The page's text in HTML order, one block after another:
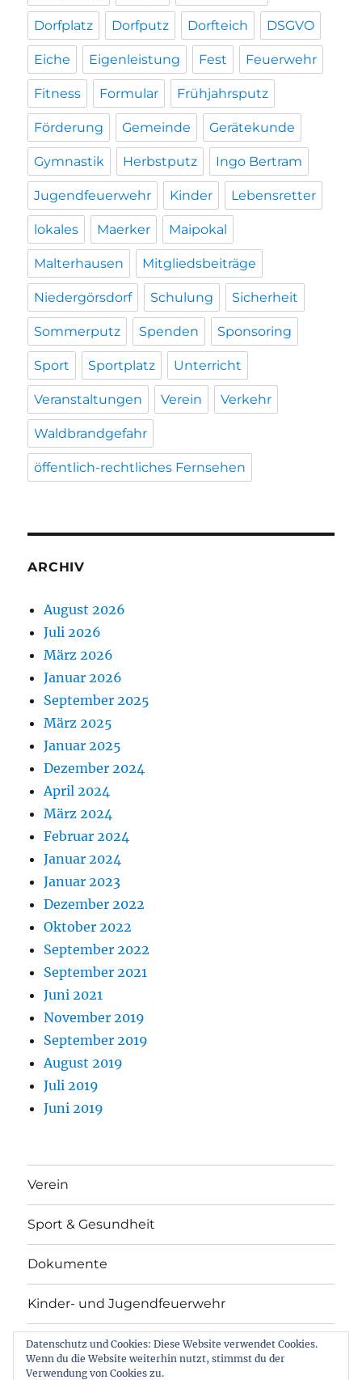
Dorfplatz Dorfputz Dorfteich DSGVO
Eiche Eigenleistung Fest Feuerwehr
Fitness Formular Frühjahrsputz
Förderung Gemeinde Gerätekunde
Gymnastik Herbstputz Ingo Bertram
Jugendfeuerwehr Kinder Lebensretter
lokales Maerker Maipokal
Malterhausen Mitgliedsbeiträge
Niedergörsdorf Schulung Sicherheit
Sommerputz Spenden Sponsoring
Sport Sportplatz Unterricht
Veranstaltungen Verein Verkehr
Waldbrandgefahr
öffentlich-rechtliches Fernsehen
ARCHIV
August 2026
Juli 2026
März 2026
Januar 2026
September 2025
März 2025
Januar 2025
Dezember 2024
April 2024
März 2024
Februar 2024
Januar 2024
Januar 2023
Dezember 2022
Oktober 2022
September 2022
September 2021
Juni 2021
November 2019
September 2019
August 2019
Juli 2019
Juni 2019
Verein
Sport & Gesundheit
Dokumente
Kinder- und Jugendfeuerwehr
Einsatzabteilung FFW
Datenschutz und Cookies: Diese Website verwendet Cookies.
Wenn du die Website weiterhin nutzt, stimmst du der
Verwendung von Cookies zu.